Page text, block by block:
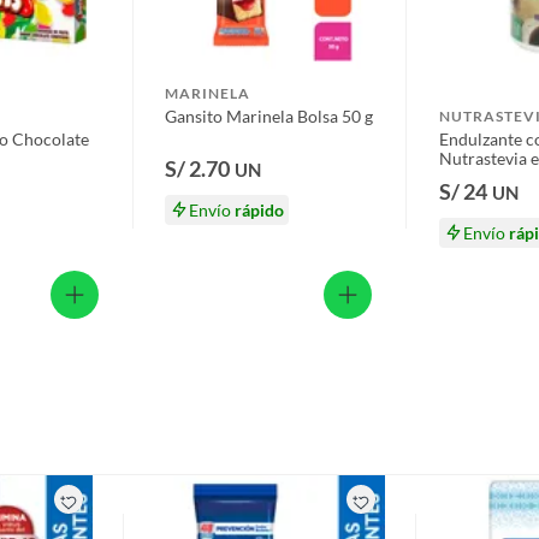
2 Und
productos para asfalto.
tecnología, línea blanca, colchones, muebles, bicicletas y
alimenticios, vitaminas.
con señales de uso, sin empaques, etiquetas o sellos.
Chocolate
MARINELA
Gansito Marinela Bolsa 50 g
S/ 2.70 UN
Envío rápido
Endulzante
Nutrastevia
S/ 24 UN
Envío